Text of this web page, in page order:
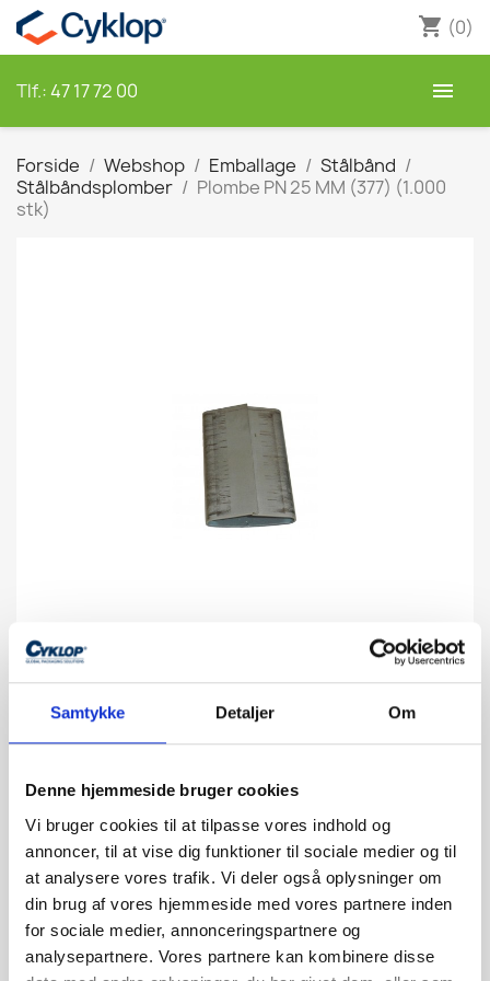
Samtykke Detaljer Om
Denne hjemmeside bruger cookies
Vi bruger cookies til at tilpasse vores indhold og
annoncer, til at vise dig funktioner til sociale medier og til
at analysere vores trafik. Vi deler også oplysninger om
din brug af vores hjemmeside med vores partnere inden
for sociale medier, annonceringspartnere og
analysepartnere. Vores partnere kan kombinere disse
shopping_cart (0)
Tlf.:47 17 72 00 
Forside Webshop Emballage
Stålbånd
Stålbåndsplomber
Plombe PN 25 MM (377) (1.000
stk)
PLOMBE PN 25 MM (377) (1.000 STK)
Ekskl. moms:DKK 2.290,00
Inkl. moms: DKK 2.862,50